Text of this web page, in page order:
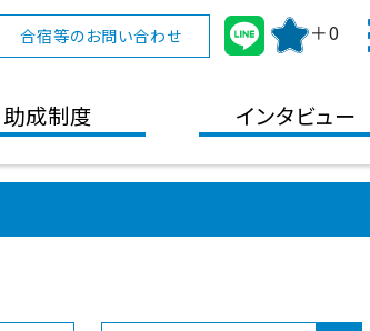
合宿等のお問い合わせ ＋0
助成制度 インタビュー